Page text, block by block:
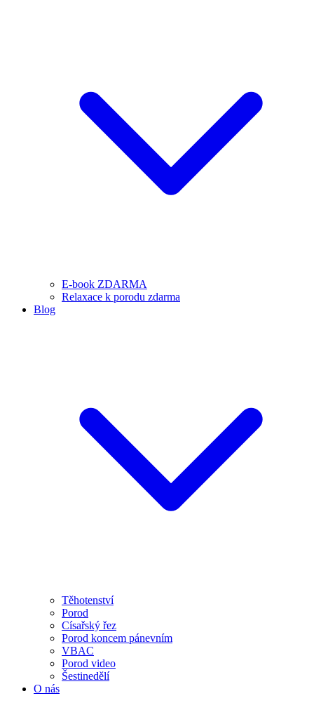
E-book ZDARMA
Relaxace k porodu zdarma
Blog
Těhotenství
Porod
Císařský řez
Porod koncem pánevním
VBAC
Porod video
Šestinedělí
O nás